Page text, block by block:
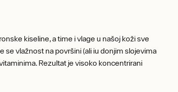
kiseline, a time i vlage u našoj koži sve
vlažnost na površini (ali iu donjim slojevima
Rezultat je visoko koncentrirani